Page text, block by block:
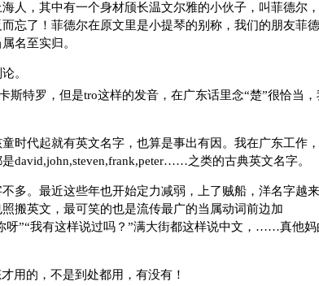
人，其中有一个身材颀长温文尔雅的小伙子，叫菲德尔
忘了！菲德尔在原文里是小提琴的别称，我们的朋友菲
名至实归。
。
斯特罗，但是tro这样的发音，在广东话里念“楚”很恰当，
时代起就有英文名字，也算是事出有因。我在广东工作
david,john,steven,frank,peter……之类的古典英文名字。
多。最近这些年也开始定力减弱，上了贼船，洋名字越
搬英文，最可笑的也是流传最广的当属动词前边加
呀”“我有这样说过吗？”满大街都这样说中文，……真他妈
用的，不是到处都用，有没有！